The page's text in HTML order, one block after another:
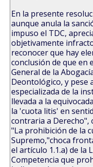
En la presente
aunque anula la
impuso el TDC,
objetivamente
reconocer que hay
conclusión de que en
General de la
Deontológico, y pese
especializada de la
llevada a la
la 'cuota litis' en
contraria a Derecho",
"La prohibición de la
Supremo,"choca
el artículo 1.1.a) de la
Competencia que